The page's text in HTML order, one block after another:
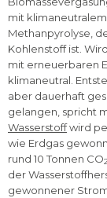
mit
Methanpyrolyse,
Kohlenstoff ist.
mit erneuerbaren
klimaneutral.
aber dauerhaft
gelangen, spricht
Wasserstoffwird
wie Erdgas
rund 10 Tonnen CO2
der
gewonnener